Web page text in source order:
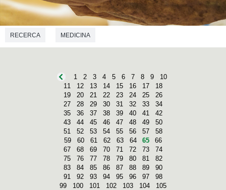
RECERCA MEDICINA
1 2 3 4 5 6 7 8 9
10
11
12 13 14 15 16 17
18
19
20 21 22 23 24 25
26
27
28 29 30 31 32 33
34
35
36 37 38 39 40 41
42
43
44 45 46 47 48 49
50
51
52 53 54 55 56 57
58
59
60 61 62 63 64 65
66
67
68 69 70 71 72 73
74
75
76 77 78 79 80 81
82
83
84 85 86 87 88 89
90
91
92 93 94 95 96 97
98
99
100 101 102 103 104
105